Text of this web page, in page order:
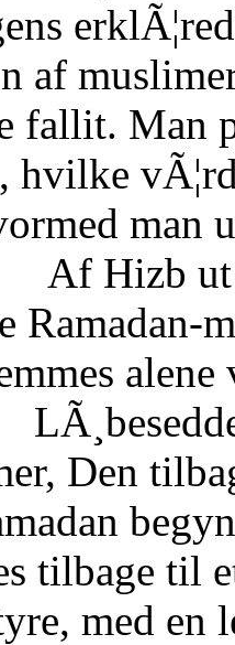
af
fallit. Man
hvilke
man
Af Hizb
Ramadan-
Den
tilbage til
med en